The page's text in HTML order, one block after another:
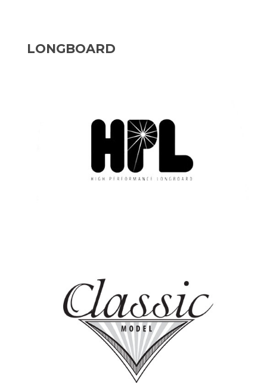
LONGBOARD